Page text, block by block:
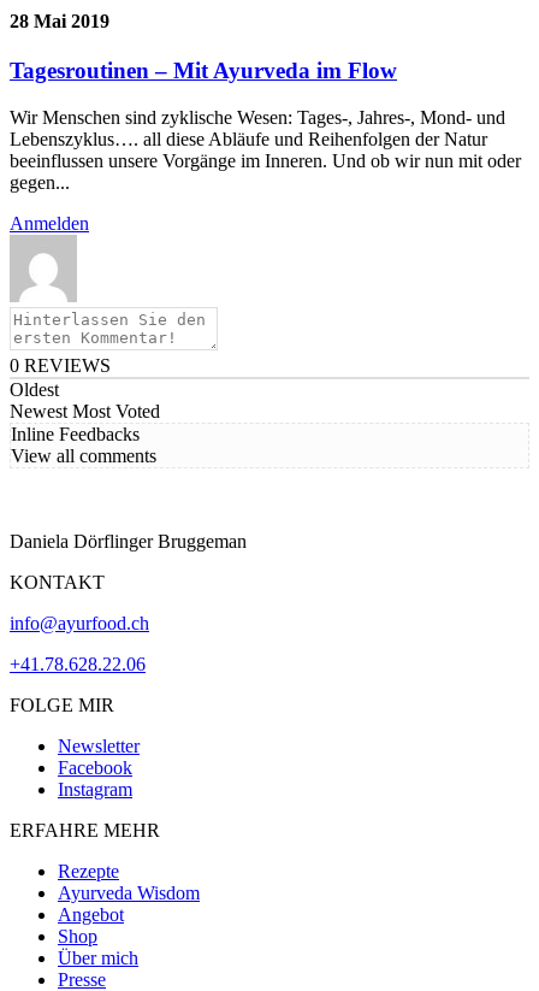
28 Mai 2019
Tagesroutinen – Mit Ayurveda im Flow
Wir Menschen sind zyklische Wesen: Tages-, Jahres-, Mond- und
Lebenszyklus…. all diese Abläufe und Reihenfolgen der Natur
beeinflussen unsere Vorgänge im Inneren. Und ob wir nun mit oder
gegen...
Anmelden
0 REVIEWS
Oldest
Newest Most Voted
Inline Feedbacks
View all comments
Daniela Dörflinger Bruggeman
KONTAKT
info@ayurfood.ch
+41.78.628.22.06
FOLGE MIR
Newsletter
Facebook
Instagram
ERFAHRE MEHR
Rezepte
Ayurveda Wisdom
Angebot
Shop
Über mich
Presse